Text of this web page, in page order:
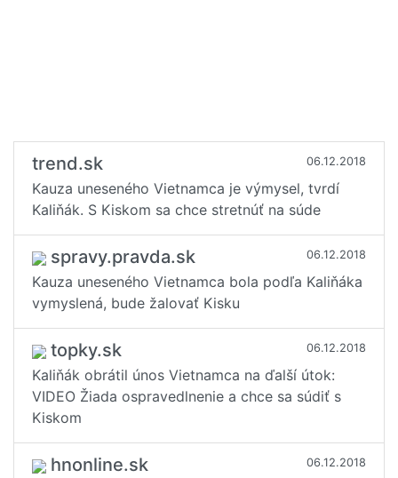
trend.sk 06.12.2018
Kauza uneseného Vietnamca je výmysel, tvrdí
Kaliňák. S Kiskom sa chce stretnúť na súde
spravy.pravda.sk 06.12.2018
Kauza uneseného Vietnamca bola podľa Kaliňáka
vymyslená, bude žalovať Kisku
topky.sk 06.12.2018
Kaliňák obrátil únos Vietnamca na ďalší útok:
VIDEO Žiada ospravedlnenie a chce sa súdiť s
Kiskom
hnonline.sk 06.12.2018